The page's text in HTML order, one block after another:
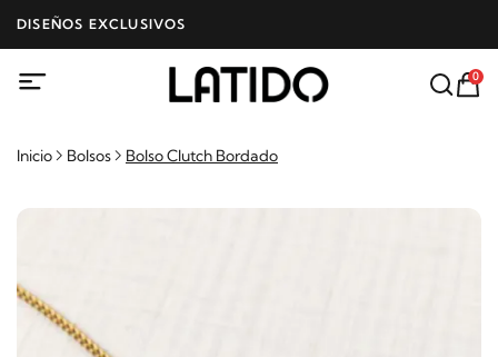
DISEÑOS EXCLUSIVOS
0
Inicio Bolsos Bolso Clutch Bordado